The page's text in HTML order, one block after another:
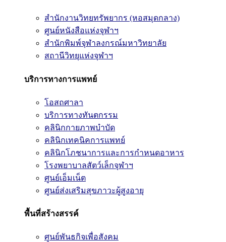
สำนักงานวิทยทรัพยากร (หอสมุดกลาง)
ศูนย์หนังสือแห่งจุฬาฯ
สำนักพิมพ์จุฬาลงกรณ์มหาวิทยาลัย
สถานีวิทยุแห่งจุฬาฯ
บริการทางการแพทย์
โอสถศาลา
บริการทางทันตกรรม
คลินิกกายภาพบำบัด
คลินิกเทคนิคการแพทย์
คลินิกโภชนาการและการกำหนดอาหาร
โรงพยาบาลสัตว์เล็กจุฬาฯ
ศูนย์เอ็มเน็ต
ศูนย์ส่งเสริมสุขภาวะผู้สูงอายุ
พื้นที่สร้างสรรค์
ศูนย์พันธกิจเพื่อสังคม